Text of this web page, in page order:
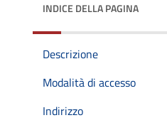
INDICE DELLA PAGINA
Descrizione
Modalità di accesso
Indirizzo